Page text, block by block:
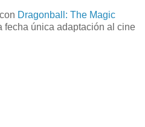
Dragonball: The Magic
fecha única adaptación al cine